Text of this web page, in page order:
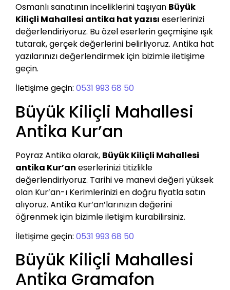
Osmanlı sanatının inceliklerini taşıyan Büyük
Kiliçli Mahallesi antika hat yazısı eserlerinizi
değerlendiriyoruz. Bu özel eserlerin geçmişine ışık
tutarak, gerçek değerlerini belirliyoruz. Antika hat
yazılarınızı değerlendirmek için bizimle iletişime
geçin.
İletişime geçin: 0531 993 68 50
Büyük Kiliçli Mahallesi
Antika Kur’an
Poyraz Antika olarak, Büyük Kiliçli Mahallesi
antika Kur’an eserlerinizi titizlikle
değerlendiriyoruz. Tarihi ve manevi değeri yüksek
olan Kur’an-ı Kerimlerinizi en doğru fiyatla satın
alıyoruz. Antika Kur’an’larınızın değerini
öğrenmek için bizimle iletişim kurabilirsiniz.
İletişime geçin: 0531 993 68 50
Büyük Kiliçli Mahallesi
Antika Gramafon